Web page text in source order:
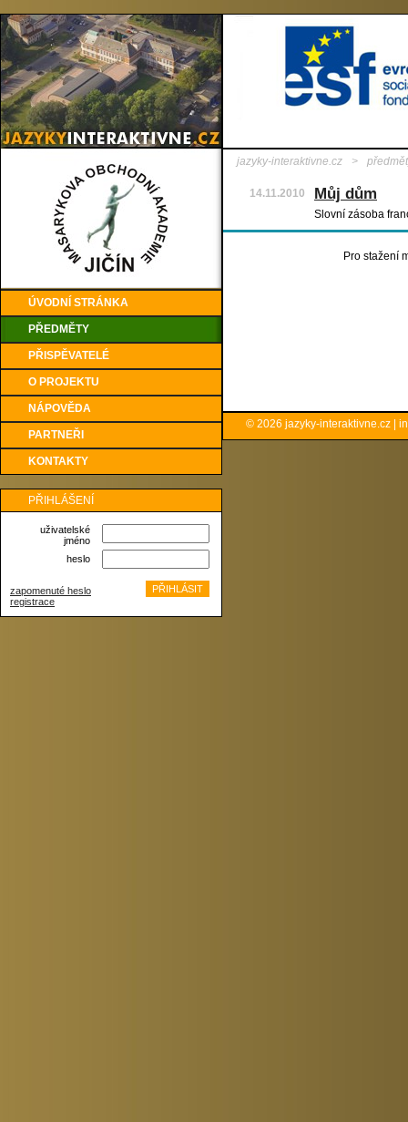
ÚVODNÍ STRÁNKA
PŘEDMĚTY
PŘISPĚVATELÉ
O PROJEKTU
NÁPOVĚDA
PARTNEŘI
KONTAKTY
PŘIHLÁŠENÍ
uživatelské
jméno
heslo
zapomenuté heslo
registrace
jazyky-interaktivne.cz >
14.11.2010 Můj dům
Slovní zásoba
Pro stažení
© 2026 jazyky-interaktivne.cz